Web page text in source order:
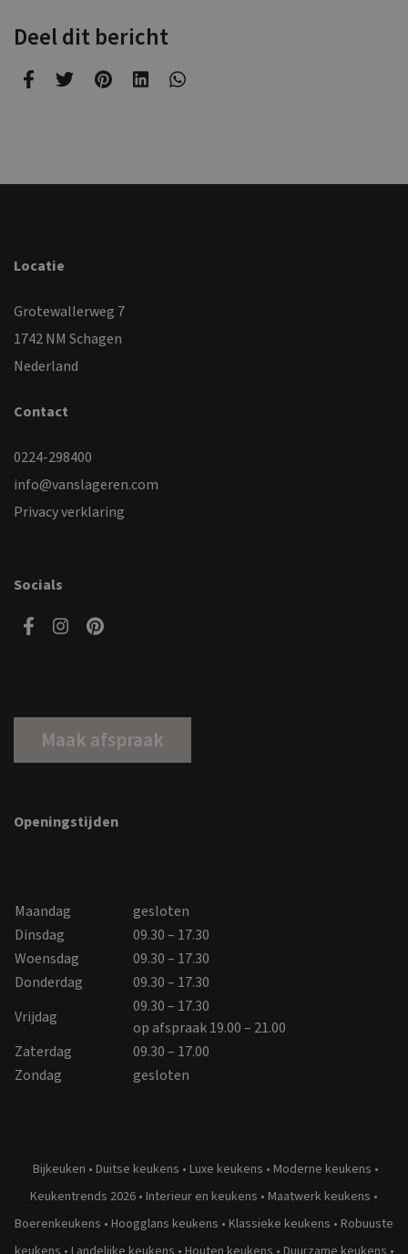
Deel dit bericht
Locatie
Grotewallerweg 7
1742 NM Schagen
Nederland
Contact
0224-298400
info@vanslageren.com
Privacy verklaring
Socials
Maak afspraak
Openingstijden
Maandag
gesloten
Dinsdag
09.30 – 17.30
Woensdag
09.30 – 17.30
Donderdag
09.30 – 17.30
Vrijdag
09.30 – 17.30
op afspraak 19.00 – 21.00
Zaterdag
09.30 – 17.00
Zondag
gesloten
Bijkeuken • Duitse keukens • Luxe keukens • Moderne keukens •
Keukentrends 2026 • Interieur en keukens • Maatwerk keukens •
Boerenkeukens • Hoogglans keukens • Klassieke keukens • Robuuste